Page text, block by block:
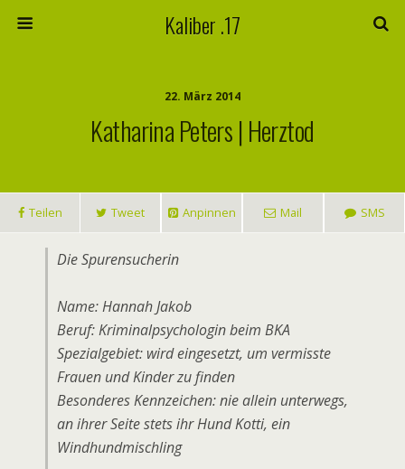
Kaliber .17
22. März 2014
Katharina Peters | Herztod
Teilen Tweet Anpinnen Mail SMS
Die Spurensucherin
Name: Hannah Jakob
Beruf: Kriminalpsychologin beim BKA
Spezialgebiet: wird eingesetzt, um vermisste
Frauen und Kinder zu finden
Besonderes Kennzeichen: nie allein unterwegs,
an ihrer Seite stets ihr Hund Kotti, ein
Windhundmischling